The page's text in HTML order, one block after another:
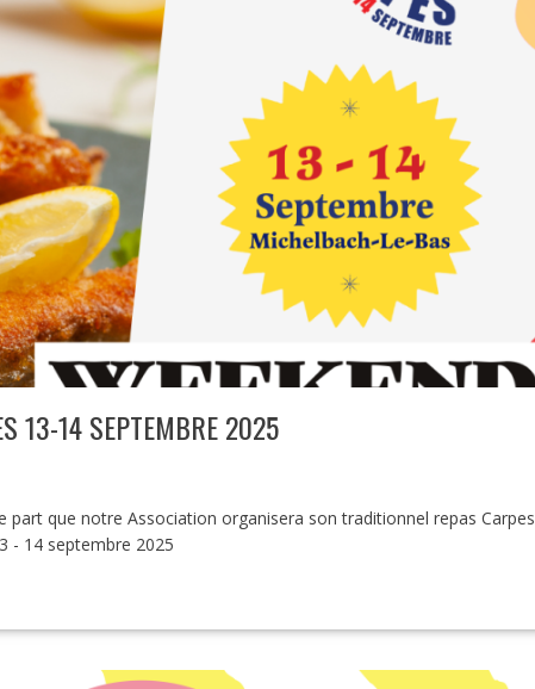
13-14 SEPTEMBRE 2025
part que notre Association organisera son traditionnel repas Carpes
- 14 septembre 2025